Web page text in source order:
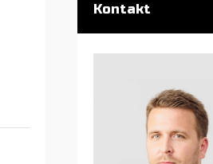
Kontakt